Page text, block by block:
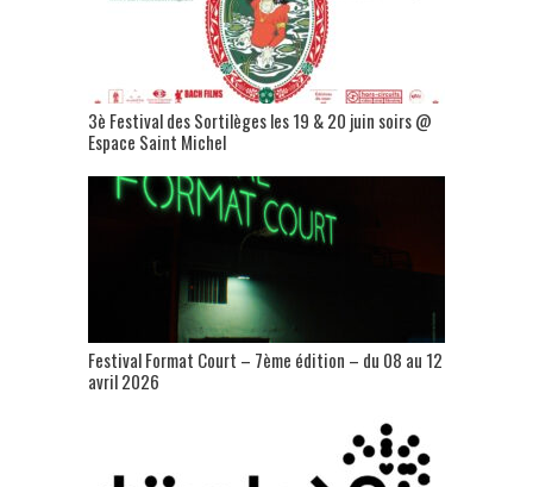
3è Festival des Sortilèges les 19 & 20 juin soirs @
Espace Saint Michel
Festival Format Court – 7ème édition – du 08 au 12
avril 2026